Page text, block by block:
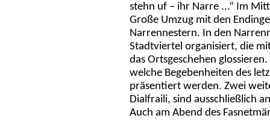
stehn uf – ihr Narre ...“ Im
Große Umzug mit den
Narrennestern. In den
Stadtviertel organisiert, die
das Ortsgeschehen
welche Begebenheiten des
präsentiert werden. Zwei
Dialfraili, sind ausschließlich
Auch am Abend des